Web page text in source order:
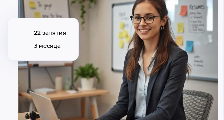
22 занятия
3 месяца